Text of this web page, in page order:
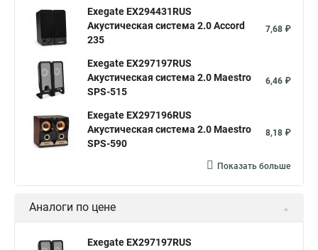
Exegate EX294431RUS
Акустическая система 2.0 Accord
235
7,68 ₽
Exegate EX297197RUS
Акустическая система 2.0 Maestro
SPS-515
6,46 ₽
Exegate EX297196RUS
Акустическая система 2.0 Maestro
SPS-590
8,18 ₽
Показать больше
Аналоги по цене
Exegate EX297197RUS